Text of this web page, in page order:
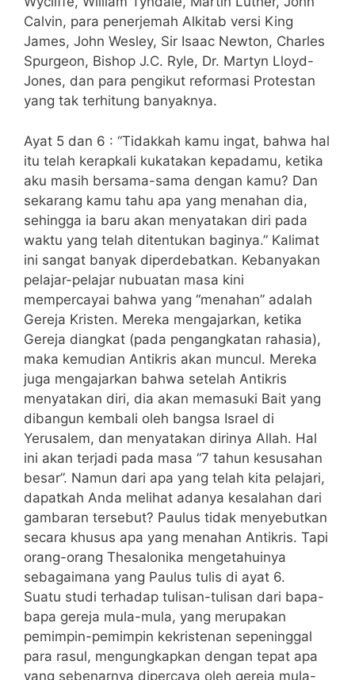
Calvin, para penerjemah Alkitab versi King
James, John Wesley, Sir Isaac Newton, Charles
Spurgeon, Bishop J.C. Ryle, Dr. Martyn Lloyd-
Jones, dan para pengikut reformasi Protestan
yang tak terhitung banyaknya.
Ayat 5 dan 6 : “Tidakkah kamu ingat, bahwa hal
itu telah kerapkali kukatakan kepadamu, ketika
aku masih bersama-sama dengan kamu? Dan
sekarang kamu tahu apa yang menahan dia,
sehingga ia baru akan menyatakan diri pada
waktu yang telah ditentukan baginya.” Kalimat
ini sangat banyak diperdebatkan. Kebanyakan
pelajar-pelajar nubuatan masa kini
mempercayai bahwa yang “menahan” adalah
Gereja Kristen. Mereka mengajarkan, ketika
Gereja diangkat (pada pengangkatan rahasia),
maka kemudian Antikris akan muncul. Mereka
juga mengajarkan bahwa setelah Antikris
menyatakan diri, dia akan memasuki Bait yang
dibangun kembali oleh bangsa Israel di
Yerusalem, dan menyatakan dirinya Allah. Hal
ini akan terjadi pada masa “7 tahun kesusahan
besar”. Namun dari apa yang telah kita pelajari,
dapatkah Anda melihat adanya kesalahan dari
gambaran tersebut? Paulus tidak menyebutkan
secara khusus apa yang menahan Antikris. Tapi
orang-orang Thesalonika mengetahuinya
sebagaimana yang Paulus tulis di ayat 6.
Suatu studi terhadap tulisan-tulisan dari bapa-
bapa gereja mula-mula, yang merupakan
pemimpin-pemimpin kekristenan sepeninggal
para rasul, mengungkapkan dengan tepat apa
yang sebenarnya dipercaya oleh gereja mula-